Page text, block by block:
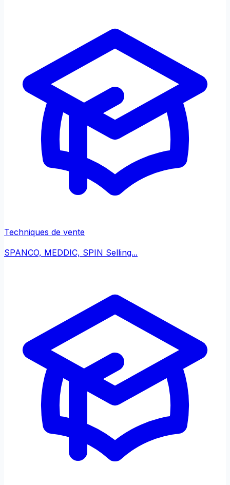
Techniques de vente
SPANCO, MEDDIC, SPIN Selling...